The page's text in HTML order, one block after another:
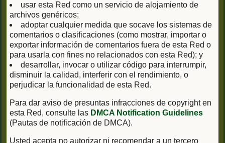
usar esta Red como un servicio de alojamiento de
archivos genéricos;
adoptar cualquier medida que socave los sistemas de
comentarios o clasificaciones (como mostrar, importar o
exportar información de comentarios fuera de esta Red o
para usarla con fines no relacionados con esta Red); y
desarrollar, invocar o utilizar código para interrumpir,
disminuir la calidad, interferir con el rendimiento, o
perjudicar la funcionalidad de esta Red.
Para dar aviso de presuntas infracciones de copyright en
esta Red, consulte las DMCA Notification Guidelines
(Pautas de notificación de DMCA).
Usted acepta no autorizar ni recomendar a un tercero